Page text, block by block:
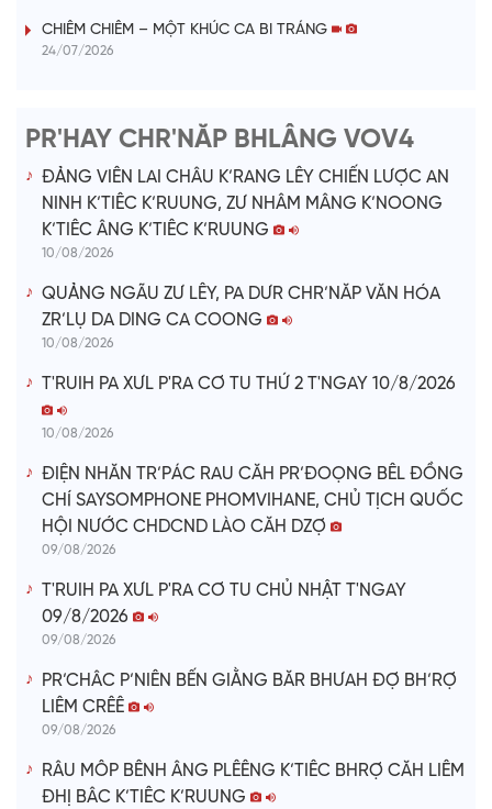
i
e
o
CHIÊM CHIÊM – MỘT KHÚC CA BI TRÁNG
24/07/2026
PR'HAY CHR'NĂP BHLÂNG VOV4
ĐẢNG VIÊN LAI CHÂU K’RANG LÊY CHIẾN LƯỢC AN
NINH K’TIÊC K’RUUNG, ZƯ NHÂM MÂNG K’NOONG
K’TIÊC ÂNG K’TIÊC K’RUUNG
10/08/2026
QUẢNG NGÃU ZƯ LÊY, PA DƯR CHR’NĂP VĂN HÓA
ZR’LỤ DA DING CA COONG
10/08/2026
T'RUIH PA XƯL P'RA CƠ TU THỨ 2 T'NGAY 10/8/2026
10/08/2026
ĐIỆN NHĂN TR’PÁC RAU CĂH PR’ĐOỌNG BÊL ĐỒNG
CHÍ SAYSOMPHONE PHOMVIHANE, CHỦ TỊCH QUỐC
HỘI NƯỚC CHDCND LÀO CĂH DZỢ
09/08/2026
T'RUIH PA XƯL P'RA CƠ TU CHỦ NHẬT T'NGAY
09/8/2026
09/08/2026
PR’CHÂC P’NIÊN BẾN GIẰNG BĂR BHƯAH ĐỢ BH’RỢ
LIÊM CRÊÊ
09/08/2026
RÂU MÔP BÊNH ÂNG PLÊÊNG K’TIÊC BHRỢ CĂH LIÊM
ĐHỊ BÂC K’TIÊC K’RUUNG